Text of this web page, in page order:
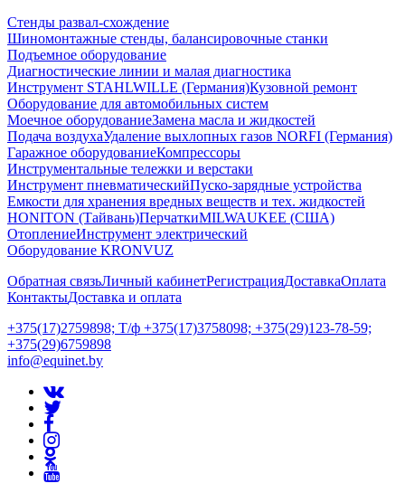
Стенды развал-схождение
Шиномонтажные стенды, балансировочные станки
Подъемное оборудование
Диагностические линии и малая диагностика
Инструмент STAHLWILLE (Германия)Кузовной ремонт
Оборудование для автомобильных систем
Моечное оборудованиеЗамена масла и жидкостей
Подача воздухаУдаление выхлопных газов NORFI (Германия)
Гаражное оборудованиеКомпрессоры
Инструментальные тележки и верстаки
Инструмент пневматическийПуско-зарядные устройства
Емкости для хранения вредных веществ и тех. жидкостей
HONITON (Тайвань)ПерчаткиMILWAUKEE (США)
ОтоплениеИнструмент электрический
Оборудование KRONVUZ
Обратная связьЛичный кабинетРегистрацияДоставкаОплата
КонтактыДоставка и оплата
+375(17)2759898; Т/ф +375(17)3758098; +375(29)123-78-59;
+375(29)6759898
info@equinet.by